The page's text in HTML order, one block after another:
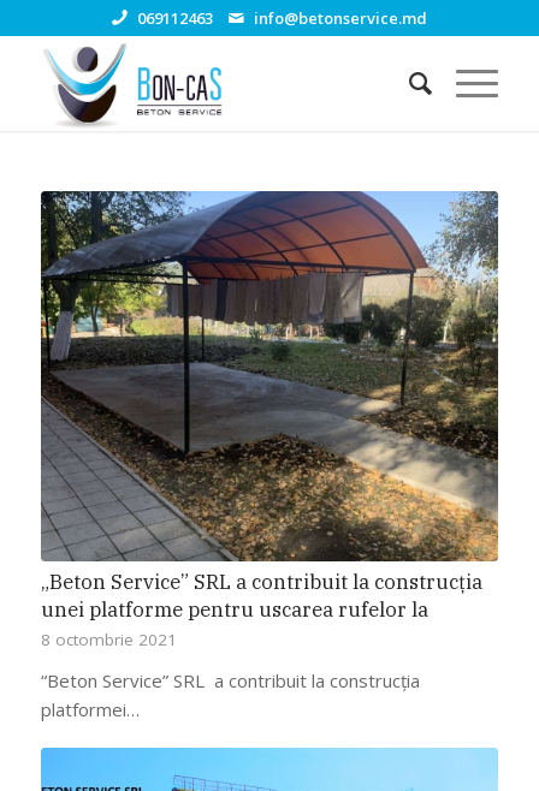
069112463 info@betonservice.md
„Beton Service” SRL a contribuit la construcția
unei platforme pentru uscarea rufelor la
Grădinița din s. Grătiești cu titlu gratuit
8 octombrie 2021
“Beton Service” SRL a contribuit la construcția
platformei…